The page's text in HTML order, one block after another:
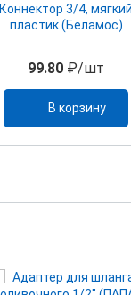
Коннектор 3/4, мягкий
пластик (Беламос)
99.80 ₽/шт
В корзину